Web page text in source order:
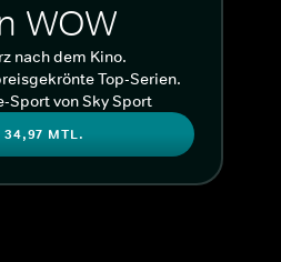
WOW
nach dem Kino.
Top-Serien.
Sport von Sky Sport
34,97 MTL.